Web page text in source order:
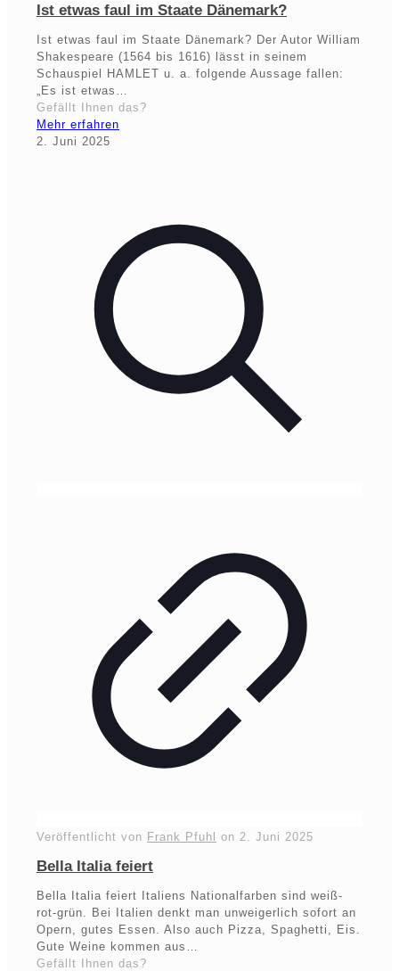
Ist etwas faul im Staate Dänemark?
Ist etwas faul im Staate Dänemark? Der Autor William
Shakespeare (1564 bis 1616) lässt in seinem
Schauspiel HAMLET u. a. folgende Aussage fallen:
„Es ist etwas…
Gefällt Ihnen das?
Mehr erfahren
2. Juni 2025
Veröffentlicht von Frank Pfuhl on 2. Juni 2025
Bella Italia feiert
Bella Italia feiert Italiens Nationalfarben sind weiß-
rot-grün. Bei Italien denkt man unweigerlich sofort an
Opern, gutes Essen. Also auch Pizza, Spaghetti, Eis.
Gute Weine kommen aus…
Gefällt Ihnen das?